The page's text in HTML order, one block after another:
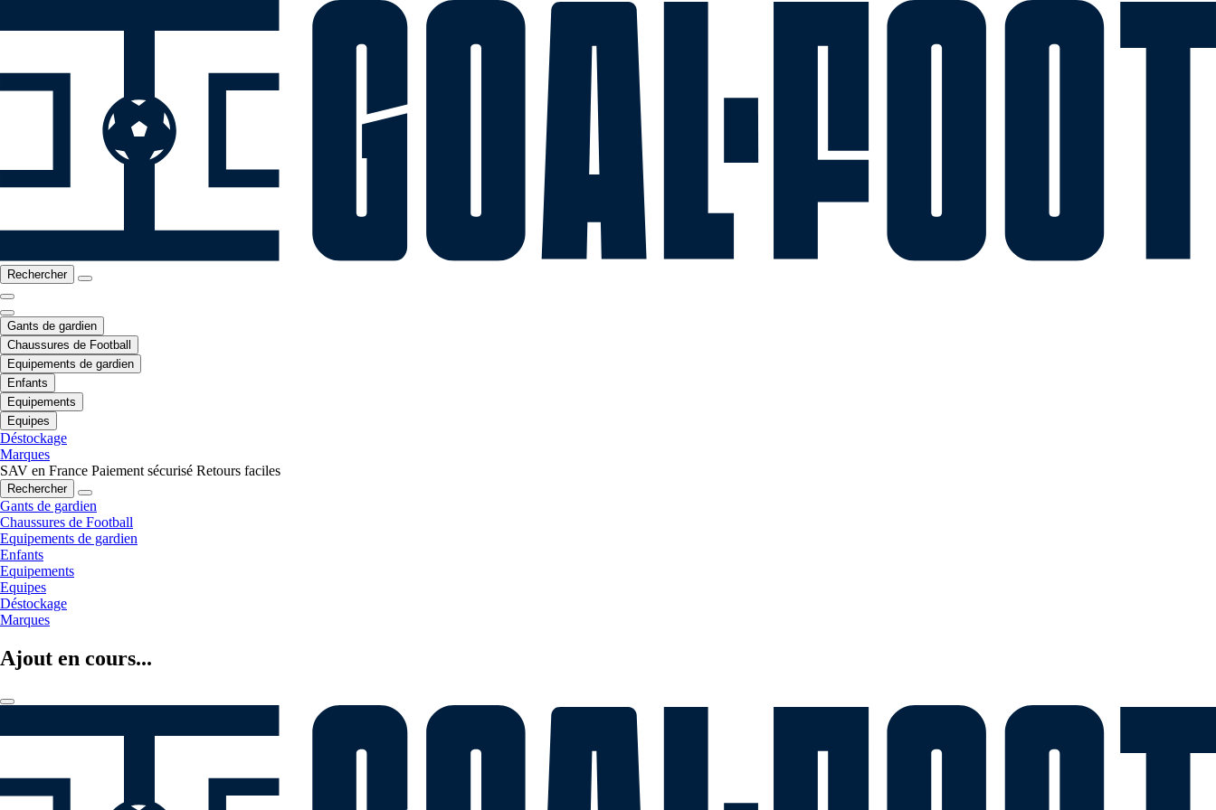
Rechercher
Gants de gardien
Chaussures de Football
Equipements de gardien
Enfants
Equipements
Equipes
Déstockage
Marques
SAV en France Paiement sécurisé Retours faciles
Rechercher
Gants de gardien
Chaussures de Football
Equipements de gardien
Enfants
Equipements
Equipes
Déstockage
Marques
Ajout en cours...